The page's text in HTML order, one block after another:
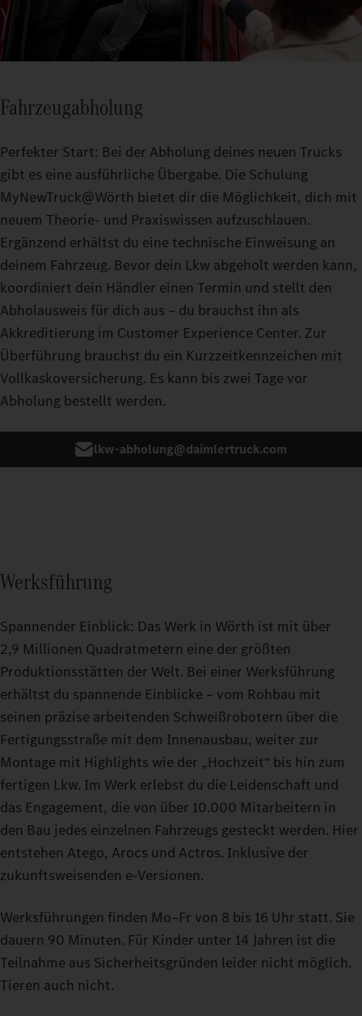
Fahrzeugabholung
Perfekter Start: Bei der Abholung deines neuen Trucks
gibt es eine ausführliche Übergabe. Die Schulung
MyNewTruck@Wörth bietet dir die Möglichkeit, dich mit
neuem Theorie- und Praxiswissen aufzuschlauen.
Ergänzend erhältst du eine technische Einweisung an
deinem Fahrzeug. Bevor dein Lkw abgeholt werden kann,
koordiniert dein Händler einen Termin und stellt den
Abholausweis für dich aus – du brauchst ihn als
Akkreditierung im Customer Experience Center. Zur
Überführung brauchst du ein Kurzzeitkennzeichen mit
Vollkaskoversicherung. Es kann bis zwei Tage vor
Abholung bestellt werden.
lkw-abholung@daimlertruck.com
Werksführung
Spannender Einblick: Das Werk in Wörth ist mit über
2,9 Millionen Quadratmetern eine der größten
Produktionsstätten der Welt. Bei einer Werksführung
erhältst du spannende Einblicke – vom Rohbau mit
seinen präzise arbeitenden Schweißrobotern über die
Fertigungsstraße mit dem Innenausbau, weiter zur
Montage mit Highlights wie der „Hochzeit“ bis hin zum
fertigen Lkw. Im Werk erlebst du die Leidenschaft und
das Engagement, die von über 10.000 Mitarbeitern in
den Bau jedes einzelnen Fahrzeugs gesteckt werden. Hier
entstehen Atego, Arocs und Actros. Inklusive der
zukunftsweisenden e‑Versionen.
Werksführungen finden Mo–Fr von 8 bis 16 Uhr statt. Sie
dauern 90 Minuten. Für Kinder unter 14 Jahren ist die
Teilnahme aus Sicherheitsgründen leider nicht möglich.
Tieren auch nicht.